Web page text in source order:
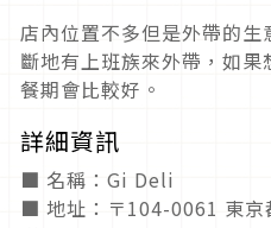
店內位置不多但是外帶的
斷地有上班族來外帶，如
餐期會比較好。
詳細資訊
■ 名稱：Gi Deli
■ 地址：〒104-0061 東京